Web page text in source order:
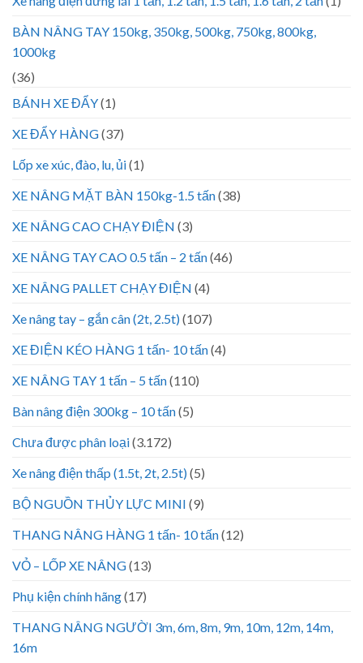
BÀN NÂNG TAY 150kg, 350kg, 500kg, 750kg, 800kg,
1000kg
(36)
BÁNH XE ĐẨY(1)
XE ĐẨY HÀNG(37)
Lốp xe xúc, đào, lu, ủi(1)
XE NÂNG MẶT BÀN 150kg-1.5 tấn(38)
XE NÂNG CAO CHẠY ĐIỆN (3)
XE NÂNG TAY CAO 0.5 tấn – 2 tấn(46)
XE NÂNG PALLET CHẠY ĐIỆN (4)
Xe nâng tay – gắn cân (2t, 2.5t)(107)
XE ĐIỆN KÉO HÀNG 1 tấn- 10 tấn(4)
XE NÂNG TAY 1 tấn – 5 tấn(110)
Bàn nâng điện 300kg – 10 tấn(5)
Chưa được phân loại(3.172)
Xe nâng điện thấp (1.5t, 2t, 2.5t)(5)
BỘ NGUỒN THỦY LỰC MINI (9)
THANG NÂNG HÀNG 1 tấn- 10 tấn(12)
VỎ – LỐP XE NÂNG(13)
Phụ kiện chính hãng(17)
THANG NÂNG NGƯỜI 3m, 6m, 8m, 9m, 10m, 12m, 14m,
16m